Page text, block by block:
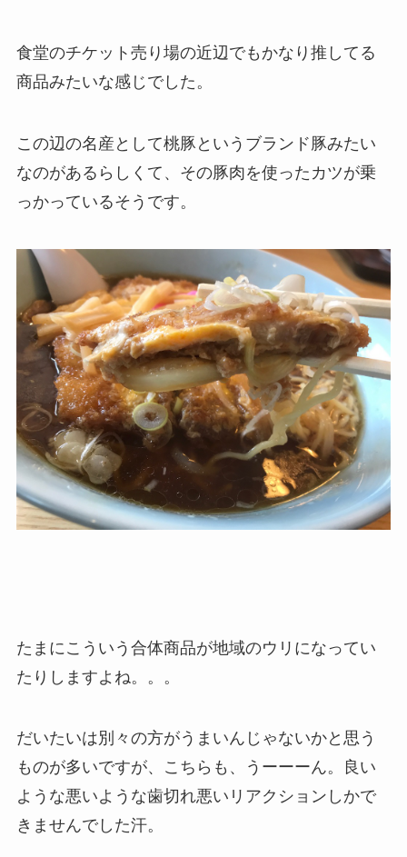
食堂のチケット売り場の近辺でもかなり推してる
商品みたいな感じでした。
この辺の名産として桃豚というブランド豚みたい
なのがあるらしくて、その豚肉を使ったカツが乗
っかっているそうです。
たまにこういう合体商品が地域のウリになってい
たりしますよね。。。
だいたいは別々の方がうまいんじゃないかと思う
ものが多いですが、こちらも、うーーーん。良い
ような悪いような歯切れ悪いリアクションしかで
きませんでした汗。